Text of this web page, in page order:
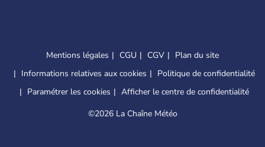
Mentions légales CGU CGV
Plan du site
Informations relatives aux cookies
Politique de confidentialité
Paramétrer les cookies
Afficher le centre de confidentialité
©2026 La Chaîne Météo